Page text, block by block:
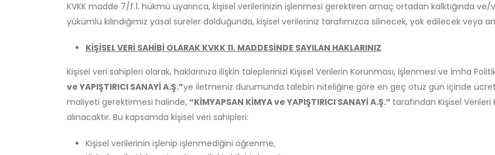
KVKK madde 7/f.1. hükmü uyarınca, kişisel verilerinizin işlenmesi gerektiren amaç ortadan kalktığında
yükümlü kılındığımız yasal süreler dolduğunda, kişisel verileriniz tarafımızca silinecek, yok edilecek veya
KİŞİSEL VERİ SAHİBİ OLARAK KVKK 11. MADDESİNDE SAYILAN HAKLARINIZ
Kişisel veri sahipleri olarak, haklarınıza ilişkin taleplerinizi Kişisel Verilerin Korunması, İşlenmesi ve İmha
ve YAPIŞTIRICI SANAYİ A.Ş.”ye iletmeniz durumunda talebin niteliğine göre en geç otuz gün içinde
maliyeti gerektirmesi halinde, “KİMYAPSAN KİMYA ve YAPIŞTIRICI SANAYİ A.Ş.” tarafından Kişisel
alınacaktır. Bu kapsamda kişisel veri sahipleri:
Kişisel verilerinin işlenip işlenmediğini öğrenme,